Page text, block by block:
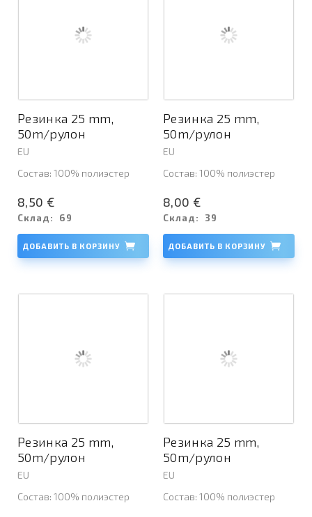
Резинка 25 mm,
50m/рулон
EU
Состав: 100% полиэстер
8,50 €
Склад: 69
ДОБАВИТЬ В КОРЗИНУ
Резинка 25 mm,
50m/рулон
EU
Состав: 100% полиэстер
8,00 €
Склад: 39
ДОБАВИТЬ В КОРЗИНУ
Резинка 25 mm,
50m/рулон
EU
Состав: 100% полиэстер
Резинка 25 mm,
50m/рулон
EU
Состав: 100% полиэстер